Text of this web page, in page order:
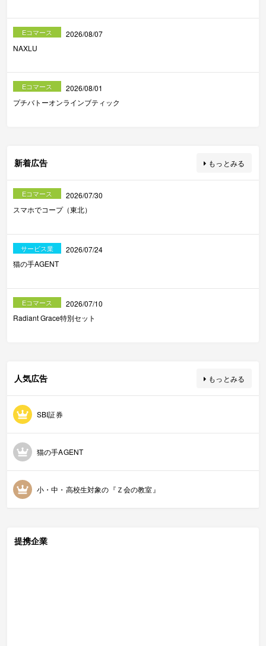
Eコマース
2026/08/07
NAXLU
Eコマース
2026/08/01
プチバトーオンラインブティック
新着広告 もっとみる
Eコマース
2026/07/30
スマホでコープ（東北）
サービス業
2026/07/24
猫の手AGENT
Eコマース
2026/07/10
Radiant Grace特別セット
人気広告 もっとみる
SBI証券
猫の手AGENT
小・中・高校生対象の『Ｚ会の教室』
提携企業